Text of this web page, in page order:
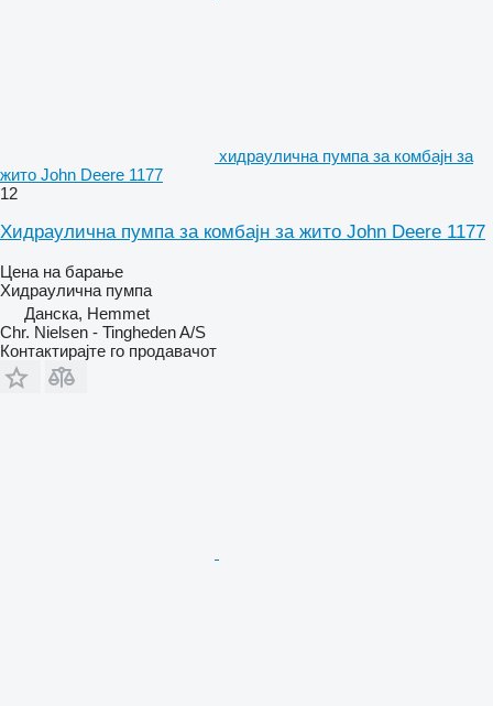
хидраулична пумпа за комбајн за
жито John Deere 1177
12
Хидраулична пумпа за комбајн за жито John Deere 1177
Цена на барање
Хидраулична пумпа
Данска, Hemmet
Chr. Nielsen - Tingheden A/S
Контактирајте го продавачот